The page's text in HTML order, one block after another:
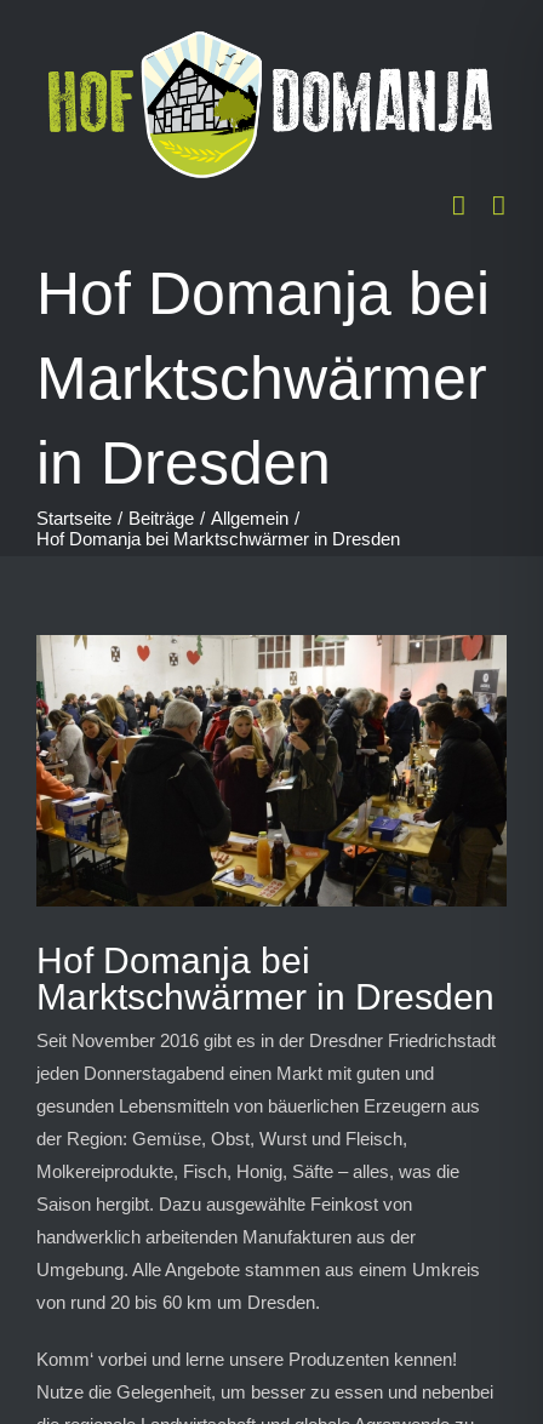
springen
Hof Domanja bei
Marktschwärmer
in Dresden
Startseite Beiträge
Allgemein
Hof Domanja bei Marktschwärmer in Dresden
Zeige
grösseres
Bild
Hof Domanja bei
Marktschwärmer in Dresden
Seit November 2016 gibt es in der Dresdner Friedrichstadt
jeden Donnerstagabend einen Markt mit guten und
gesunden Lebensmitteln von bäuerlichen Erzeugern aus
der Region: Gemüse, Obst, Wurst und Fleisch,
Molkereiprodukte, Fisch, Honig, Säfte – alles, was die
Saison hergibt. Dazu ausgewählte Feinkost von
handwerklich arbeitenden Manufakturen aus der
Umgebung. Alle Angebote stammen aus einem Umkreis
von rund 20 bis 60 km um Dresden.
Komm‘ vorbei und lerne unsere Produzenten kennen!
Nutze die Gelegenheit, um besser zu essen und nebenbei